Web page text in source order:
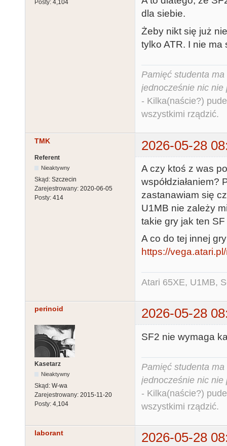
Posty: 4,104
dla siebie.
Żeby nikt się już
tylko ATR. I nie ma
Pamięć studenta
jednocześnie nic nie
- Kilka(naście?)
wszystkimi rządzić.
TMK 2026-05-28
Referent
Nieaktywny
Skąd: Szczecin
Zarejestrowany: 2020-06-05
Posty: 414
A czy ktoś z was
współdziałaniem?
zastanawiam się
U1MB nie zależy
takie gry jak ten
A co do tej innej
https://
Atari 65XE, U1MB,
perinoid 2026-05-28
Kasetarz
Nieaktywny
Skąd: W-wa
Zarejestrowany: 2015-11-20
Posty: 4,104
SF2 nie wymaga
Pamięć studenta
jednocześnie nic nie
- Kilka(naście?)
wszystkimi rządzić.
laborant 2026-05-28